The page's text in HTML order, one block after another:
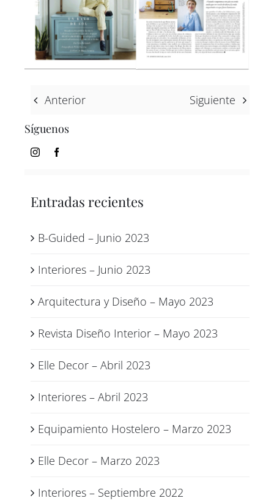
IN
Anterior
Siguiente
Síguenos
Entradas recientes
B-Guided – Junio 2023
Interiores – Junio 2023
Arquitectura y Diseño – Mayo 2023
Revista Diseño Interior – Mayo 2023
Elle Decor – Abril 2023
Interiores – Abril 2023
Equipamiento Hostelero – Marzo 2023
Elle Decor – Marzo 2023
Interiores – Septiembre 2022